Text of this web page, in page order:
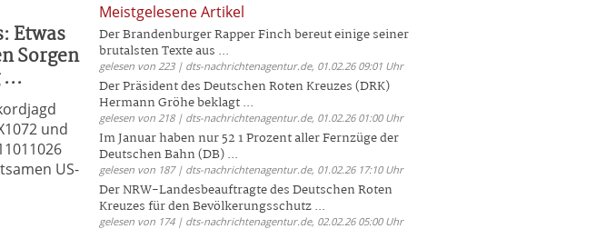
Etwas
Sorgen
und
US-
Meistgelesene Artikel
Der Brandenburger Rapper Finch bereut einige seiner
brutalsten Texte aus ...
gelesen von 223 | dts-nachrichtenagentur.de, 01.02.26 09:01 Uhr
Der Präsident des Deutschen Roten Kreuzes (DRK)
Hermann Gröhe beklagt ...
gelesen von 218 | dts-nachrichtenagentur.de, 01.02.26 01:00 Uhr
Im Januar haben nur 52 1 Prozent aller Fernzüge der
Deutschen Bahn (DB) ...
gelesen von 187 | dts-nachrichtenagentur.de, 01.02.26 17:10 Uhr
Der NRW-Landesbeauftragte des Deutschen Roten
Kreuzes für den Bevölkerungsschutz ...
gelesen von 174 | dts-nachrichtenagentur.de, 02.02.26 05:00 Uhr